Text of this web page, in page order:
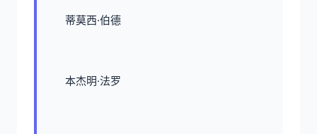
蒂莫西·伯德
本杰明·法罗